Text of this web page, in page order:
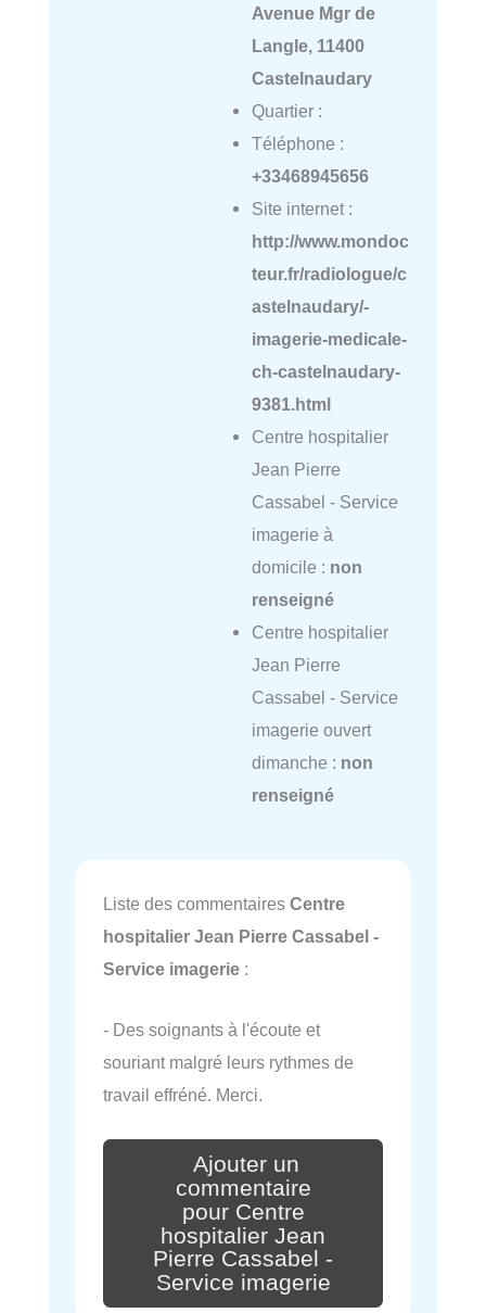
Avenue Mgr de
Langle, 11400
Castelnaudary
Quartier :
Téléphone :
+33468945656
Site internet :
http://www.mondoc
teur.fr/radiologue/c
astelnaudary/-
imagerie-medicale-
ch-castelnaudary-
9381.html
Centre hospitalier
Jean Pierre
Cassabel - Service
imagerie à
domicile : non
renseigné
Centre hospitalier
Jean Pierre
Cassabel - Service
imagerie ouvert
dimanche : non
renseigné
Liste des commentaires Centre
hospitalier Jean Pierre Cassabel -
Service imagerie :
- Des soignants à l'écoute et
souriant malgré leurs rythmes de
travail effréné. Merci.
Ajouter un
commentaire
pour Centre
hospitalier Jean
Pierre Cassabel -
Service imagerie